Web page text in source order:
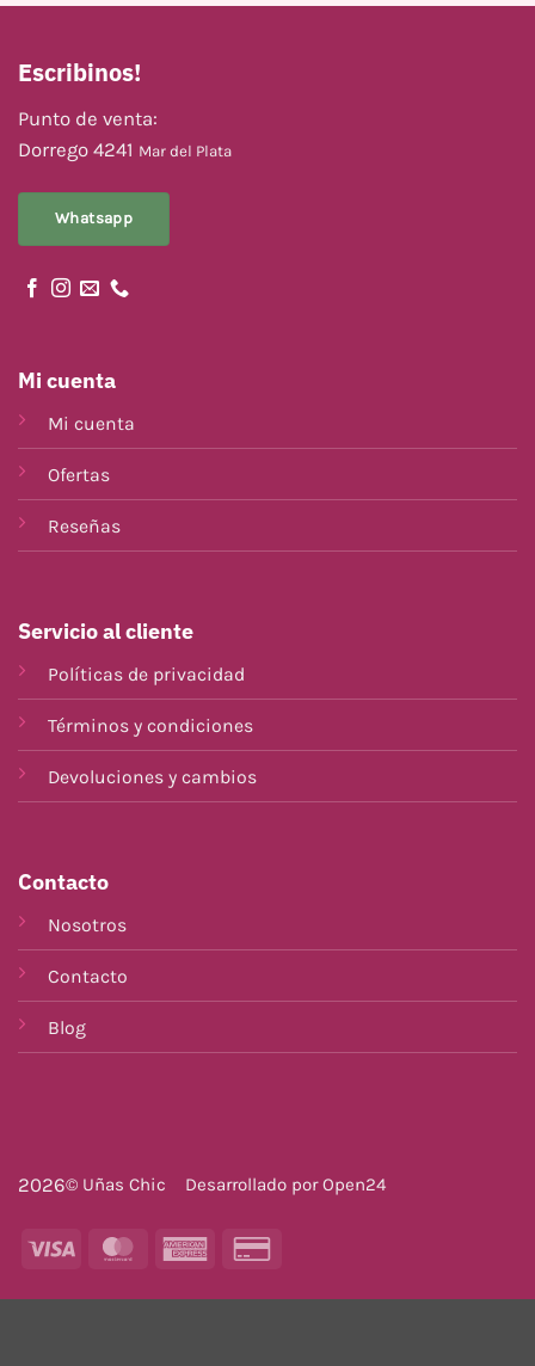
Escribinos!
Punto de venta:
Dorrego 4241 Mar del Plata
Whatsapp
Mi cuenta
Mi cuenta
Ofertas
Reseñas
Servicio al cliente
Políticas de privacidad
Términos y condiciones
Devoluciones y cambios
Contacto
Nosotros
Contacto
Blog
2026© Uñas Chic Desarrollado porOpen24
Visa MasterCardAmerican